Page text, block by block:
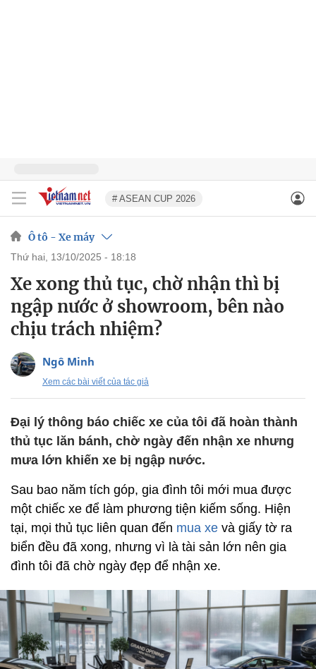
# ASEAN CUP 2026
Ô tô - Xe máy
thứ hai, 13/10/2025 - 18:18
Xe xong thủ tục, chờ nhận thì bị
ngập nước ở showroom, bên nào
chịu trách nhiệm?
Ngô Minh
Xem các bài viết của tác giả
Đại lý thông báo chiếc xe của tôi đã hoàn thành
thủ tục lăn bánh, chờ ngày đến nhận xe nhưng
mưa lớn khiến xe bị ngập nước.
Sau bao năm tích góp, gia đình tôi mới mua được
một chiếc xe để làm phương tiện kiếm sống. Hiện
tại, mọi thủ tục liên quan đến mua xe và giấy tờ ra
biển đều đã xong, nhưng vì là tài sản lớn nên gia
đình tôi đã chờ ngày đẹp để nhận xe.